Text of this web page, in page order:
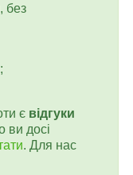
без
є відгуки
ви досі
. Для нас